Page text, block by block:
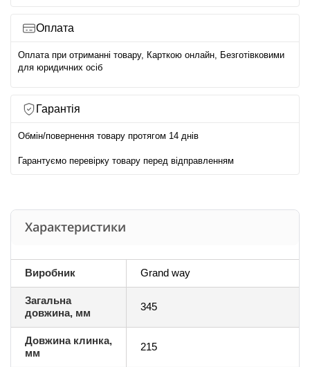
Оплата
Оплата при отриманні товару, Карткою онлайн, Безготівковими
для юридичних осіб
Гарантія
Обмін/повернення товару протягом 14 днів
Гарантуємо перевірку товару перед відправленням
Характеристики
Виробник Grand way
Загальна
довжина, мм
345
Довжина клинка,
мм
215